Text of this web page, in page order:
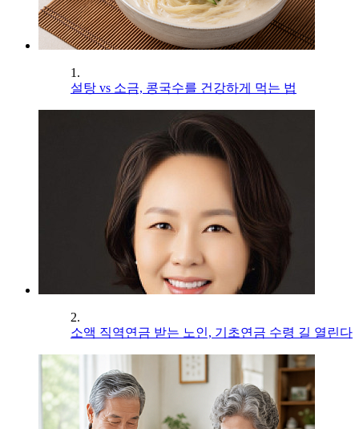
1.
설탕 vs 소금, 콩국수를 건강하게 먹는 법
2.
소액 직역연금 받는 노인, 기초연금 수령 길 열린다